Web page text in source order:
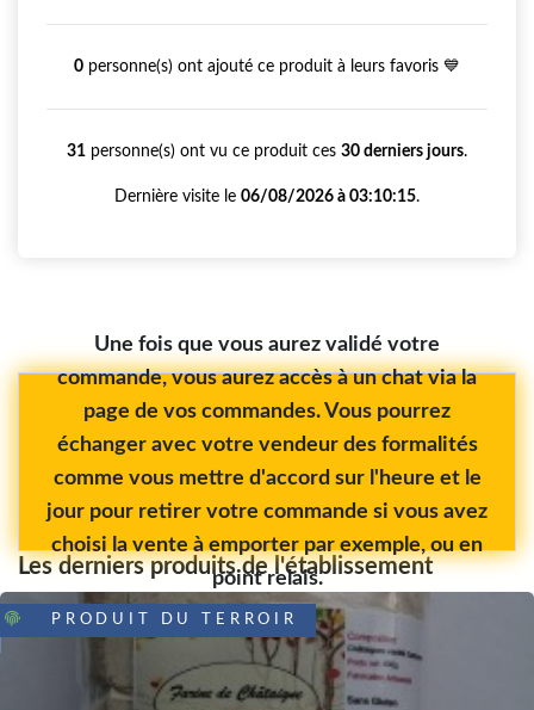
0 personne(s) ont ajouté ce produit à leurs favoris 💙
31 personne(s) ont vu ce produit ces 30 derniers jours.
Dernière visite le 06/08/2026 à 03:10:15.
Une fois que vous aurez validé votre
commande, vous aurez accès à un chat via la
page de vos commandes. Vous pourrez
échanger avec votre vendeur des formalités
comme vous mettre d'accord sur l'heure et le
jour pour retirer votre commande si vous avez
choisi la vente à emporter par exemple, ou en
point relais.
Les derniers produits de l'établissement
PRODUIT DU TERROIR